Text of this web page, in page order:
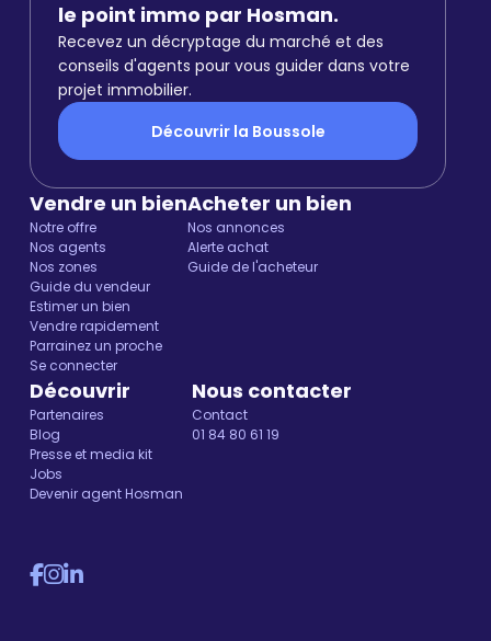
le point immo par Hosman.
Recevez un décryptage du marché et des
conseils d'agents pour vous guider dans votre
projet immobilier.
Découvrir la Boussole
Vendre un bien
Notre offre
Nos agents
Nos zones
Guide du vendeur
Estimer un bien
Vendre rapidement
Parrainez un proche
Se connecter
Acheter un bien
Nos annonces
Alerte achat
Guide de l'acheteur
Découvrir
Partenaires
Blog
Presse et media kit
Jobs
Devenir agent Hosman
Nous contacter
Contact
01 84 80 61 19